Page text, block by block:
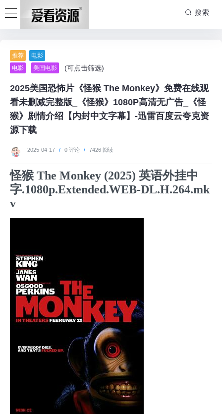
搜索
推荐
电影
电影
美国电影 (可点击筛选)
2025美国恐怖片《怪猴 The Monkey》免费在线观
看未删减完整版_《怪猴》1080P高清无广告_《怪
猴》剧情介绍【内封中文字幕】-迅雷百度云夸克资
源下载
2025-04-17 / 0 评论 / 7426 阅读
怪猴 The Monkey (2025) 英语外挂中
字.1080p.Extended.WEB-DL.H.264.mk
v